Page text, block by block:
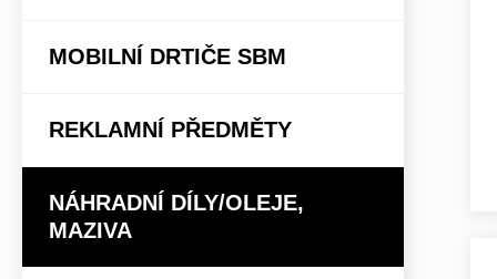
MOBILNÍ DRTIČE SBM
REKLAMNÍ PŘEDMĚTY
NÁHRADNÍ DÍLY/OLEJE,
MAZIVA